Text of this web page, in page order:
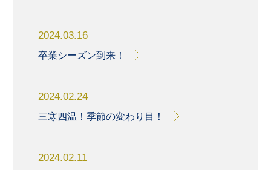
2024.03.16
卒業シーズン到来！
2024.02.24
三寒四温！季節の変わり目！
2024.02.11